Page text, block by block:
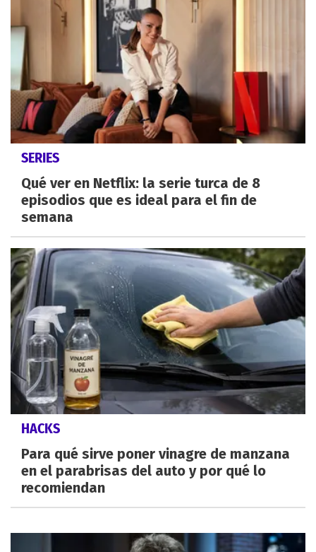
SERIES
Qué ver en Netflix: la serie turca de 8
episodios que es ideal para el fin de
semana
HACKS
Para qué sirve poner vinagre de manzana
en el parabrisas del auto y por qué lo
recomiendan